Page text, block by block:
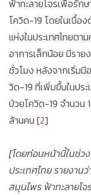
ฟ้าทะลายโจรเพื่อรักษ
โควิด-19 โดยในเบื้อ
แห่งในประเทศไทยต
อาการเล็กน้อย มีราย
ชั่วโมง หลังจากเริ่ม
วิด-19 ที่เพิ่มขึ้นในปร
ป่วยโควิด-19 จำนวน
ล้านคน [2]
[โดยก่อนหน้านี้ในช่ว
ประเทศไทย รายงาน
สมุนไพร ฟ้าทะลายโจ